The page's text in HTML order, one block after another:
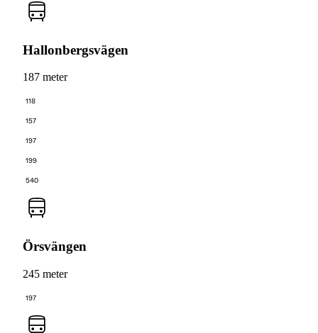
Hallonbergsvägen
187 meter
118
157
197
199
540
Örsvängen
245 meter
197